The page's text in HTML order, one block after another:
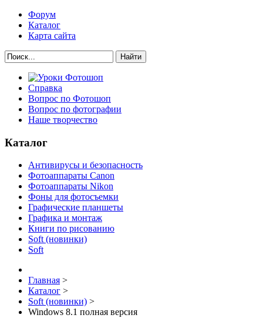
Форум
Каталог
Карта сайта
Найти
Справка
Вопрос по Фотошоп
Вопрос по фотографии
Наше творчество
Каталог
Антивирусы и безопасность
Фотоаппараты Canon
Фотоаппараты Nikon
Фоны для фотосъемки
Графические планшеты
Графика и монтаж
Книги по рисованию
Soft (новинки)
Soft
Главная >
Каталог >
Soft (новинки) >
Windows 8.1 полная версия